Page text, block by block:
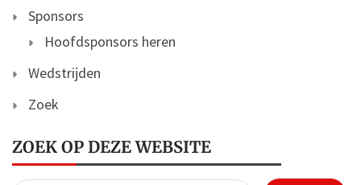
Sponsors
Hoofdsponsors heren
Wedstrijden
Zoek
ZOEK OP DEZE WEBSITE